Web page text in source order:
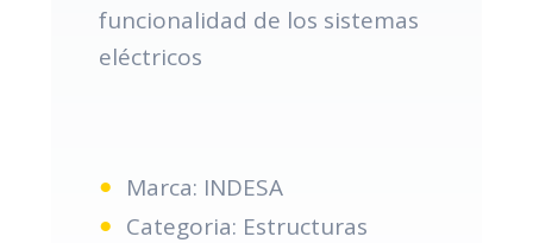
funcionalidad de los sistemas
eléctricos
Marca: INDESA
Categoria: Estructuras